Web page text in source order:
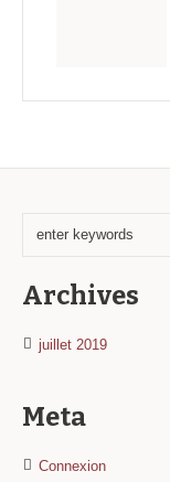
Archives
juillet 2019
Meta
Connexion